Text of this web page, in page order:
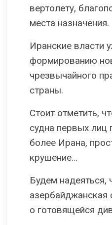
вертолету,
места назначения.
Иранские власти
формированию
чрезвычайного
страны.
Стоит отметить,
судна первых лиц
более Ирана,
крушение…
Будем надеяться,
азербайджанская
о готовящейся